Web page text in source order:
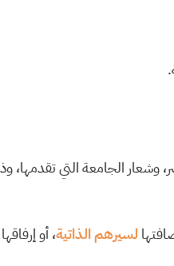
وشعار الجامعة التي تقدمها،
لسيرهم الذاتية، أو